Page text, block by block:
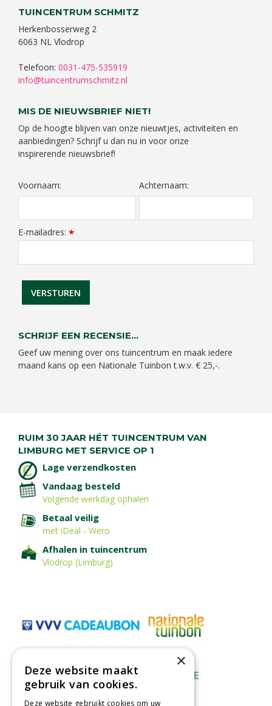
TUINCENTRUM SCHMITZ
Herkenbosserweg 2
6063 NL Vlodrop
Telefoon: 0031-475-535919
info@tuincentrumschmitz.nl
MIS DE NIEUWSBRIEF NIET!
Op de hoogte blijven van onze nieuwtjes, activiteiten en
aanbiedingen? Schrijf u dan nu in voor onze
inspirerende nieuwsbrief!
Voornaam: Achternaam:
E-mailadres: *
SCHRIJF EEN RECENSIE...
Geef uw mening over ons tuincentrum en maak iedere
maand kans op een Nationale Tuinbon t.w.v. € 25,-.
RUIM 30 JAAR HÉT TUINCENTRUM VAN
LIMBURG MET SERVICE OP 1
Lage verzendkosten
Vandaag besteld
Volgende werkdag ophalen
Betaal veilig
met iDeal - Wero
Afhalen in tuincentrum
Vlodrop (Limburg)
×
Deze website maakt
gebruik van cookies.
Deze website gebruikt cookies om uw